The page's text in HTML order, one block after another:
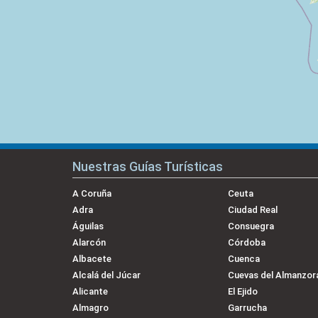
Nuestras Guías Turísticas
A Coruña
Adra
Águilas
Alarcón
Albacete
Alcalá del Júcar
Alicante
Almagro
Ceuta
Ciudad Real
Consuegra
Córdoba
Cuenca
Cuevas del
El Ejido
Garrucha